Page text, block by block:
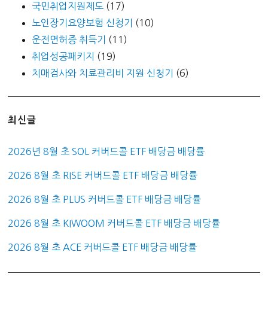
국민취업지원제도 (17)
노인장기요양보험 신청기
(10)
운전면허증 취득기
(11)
취업성공패키지
(19)
치매검사와 치료관리비 지원 신청기
(6)
최신글
2026년 8월 초 SOL 커버드콜 ETF 배당금 배당률
2026 8월 초 RISE 커버드콜 ETF 배당금 배당률
2026 8월 초 PLUS 커버드콜 ETF 배당금 배당률
2026 8월 초 KIWOOM 커버드콜 ETF 배당금 배당률
2026 8월 초 ACE 커버드콜 ETF 배당금 배당률